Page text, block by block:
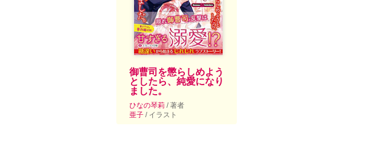
御曹司を懲らしめよう
としたら、純愛になり
ました。
ひなの琴莉 / 著者
亜子 / イラスト